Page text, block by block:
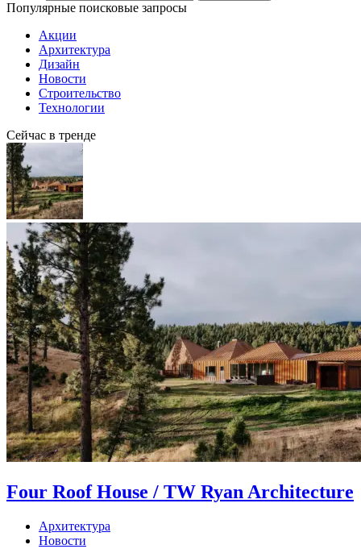
Популярные поисковые запросы
Акции
Архитектура
Дизайн
Новости
Строительство
Технологии
Сейчас в тренде
Four Roof House / TW Ryan Architecture
Архитектура
Новости